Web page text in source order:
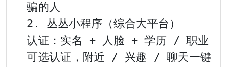
骗的人
2. 丛丛小程序（综合大平台）
认证：实名 + 人脸 + 学历 / 职业
可选认证，附近 / 兴趣 / 聊天一键